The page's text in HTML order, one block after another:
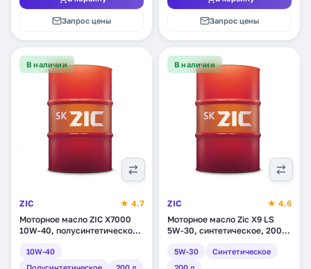
Запрос цены Запрос цены
В наличии
ZIC
★ 4.7
Моторное масло ZIC X7000
10W-40, полусинтетическое,
10W-40
В наличии
ZIC
★ 4.6
Моторное масло Zic X9 LS
5W-30, синтетическое, 200 л
5W-30
Синтетическое